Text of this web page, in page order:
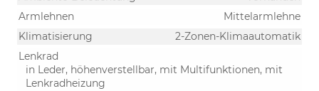
Armlehnen
Mittelarmlehne
Klimatisierung
2-Zonen-Klimaautomatik
Lenkrad
in Leder, höhenverstellbar, mit Multifunktionen, mit
Lenkradheizung